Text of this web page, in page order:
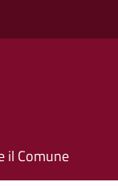
il Comune